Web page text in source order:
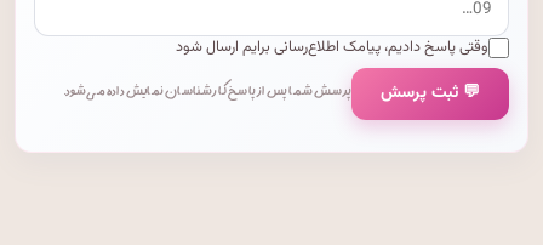
وقتی پاسخ دادیم، پیامک اطلاع‌رسانی برایم ارسال شود
💬 ثبت پرسش پرسش شما پس از پاسخ کارشناسان نمایش داده می‌شود.